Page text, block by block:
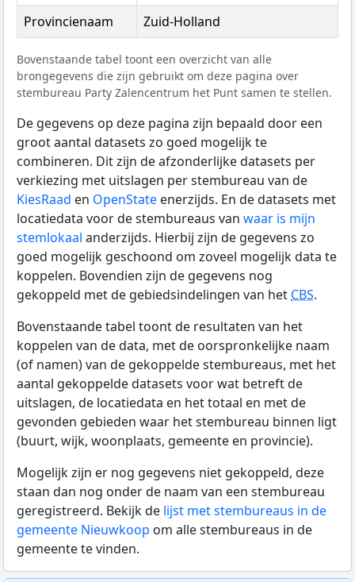
Provincienaam
Zuid-Holland
Bovenstaande tabel toont een overzicht van alle
brongegevens die zijn gebruikt om deze pagina over
stembureau Party Zalencentrum het Punt samen te stellen.
De gegevens op deze pagina zijn bepaald door een
groot aantal datasets zo goed mogelijk te
combineren. Dit zijn de afzonderlijke datasets per
verkiezing met uitslagen per stembureau van de
KiesRaad en OpenState enerzijds. En de datasets met
locatiedata voor de stembureaus van waar is mijn
stemlokaal anderzijds. Hierbij zijn de gegevens zo
goed mogelijk geschoond om zoveel mogelijk data te
koppelen. Bovendien zijn de gegevens nog
gekoppeld met de gebiedsindelingen van het CBS.
Bovenstaande tabel toont de resultaten van het
koppelen van de data, met de oorspronkelijke naam
(of namen) van de gekoppelde stembureaus, met het
aantal gekoppelde datasets voor wat betreft de
uitslagen, de locatiedata en het totaal en met de
gevonden gebieden waar het stembureau binnen ligt
(buurt, wijk, woonplaats, gemeente en provincie).
Mogelijk zijn er nog gegevens niet gekoppeld, deze
staan dan nog onder de naam van een stembureau
geregistreerd. Bekijk de lijst met stembureaus in de
gemeente Nieuwkoop om alle stembureaus in de
gemeente te vinden.